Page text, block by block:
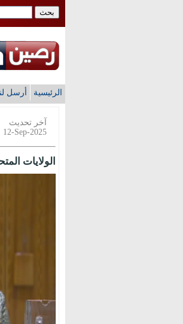
الرئيسية أرسل
آخر تحديث
12-Sep-2025
الولايات